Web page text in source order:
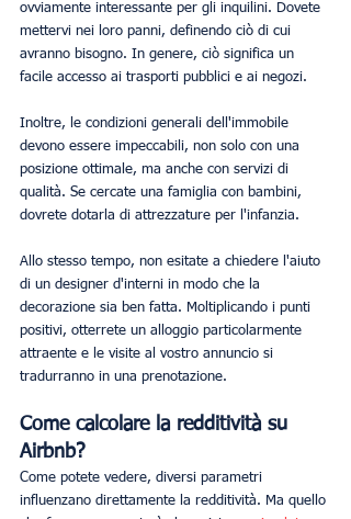
ovviamente interessante per gli inquilini. Dovete
mettervi nei loro panni, definendo ciò di cui
avranno bisogno. In genere, ciò significa un
facile accesso ai trasporti pubblici e ai negozi.
Inoltre, le condizioni generali dell'immobile
devono essere impeccabili, non solo con una
posizione ottimale, ma anche con servizi di
qualità. Se cercate una famiglia con bambini,
dovrete dotarla di attrezzature per l'infanzia.
Allo stesso tempo, non esitate a chiedere l'aiuto
di un designer d'interni in modo che la
decorazione sia ben fatta. Moltiplicando i punti
positivi, otterrete un alloggio particolarmente
attraente e le visite al vostro annuncio si
tradurranno in una prenotazione.
Come calcolare la redditività su
Airbnb?
Come potete vedere, diversi parametri
influenzano direttamente la redditività. Ma quello